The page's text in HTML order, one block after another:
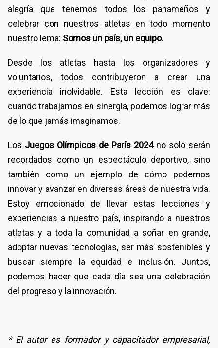
alegría que tenemos todos los panameños y
celebrar con nuestros atletas en todo momento
nuestro lema: Somos un país, un equipo.
Desde los atletas hasta los organizadores y
voluntarios, todos contribuyeron a crear una
experiencia inolvidable. Esta lección es clave:
cuando trabajamos en sinergia, podemos lograr más
de lo que jamás imaginamos.
Los Juegos Olímpicos de París 2024 no solo serán
recordados como un espectáculo deportivo, sino
también como un ejemplo de cómo podemos
innovar y avanzar en diversas áreas de nuestra vida.
Estoy emocionado de llevar estas lecciones y
experiencias a nuestro país, inspirando a nuestros
atletas y a toda la comunidad a soñar en grande,
adoptar nuevas tecnologías, ser más sostenibles y
buscar siempre la equidad e inclusión. Juntos,
podemos hacer que cada día sea una celebración
del progreso y la innovación.
* El autor es formador y capacitador empresarial,